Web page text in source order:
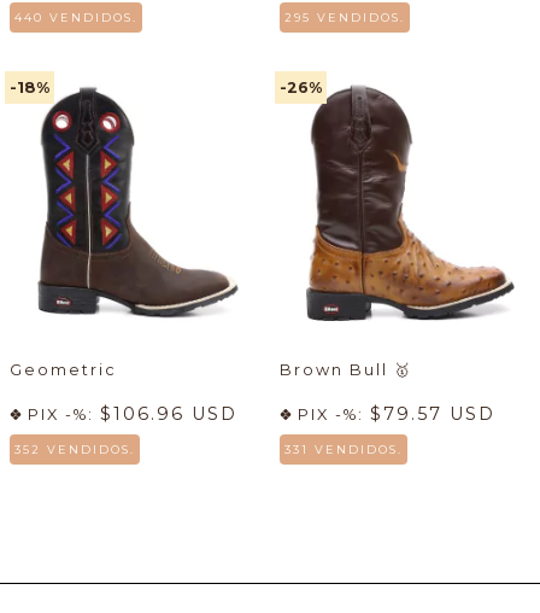
440 VENDIDOS. 295 VENDIDOS.
-18%
Geometric
PIX -%: $106.96 USD
352 VENDIDOS.
-26%
Brown Bull 🥇
PIX -%: $79.57 USD
331 VENDIDOS.